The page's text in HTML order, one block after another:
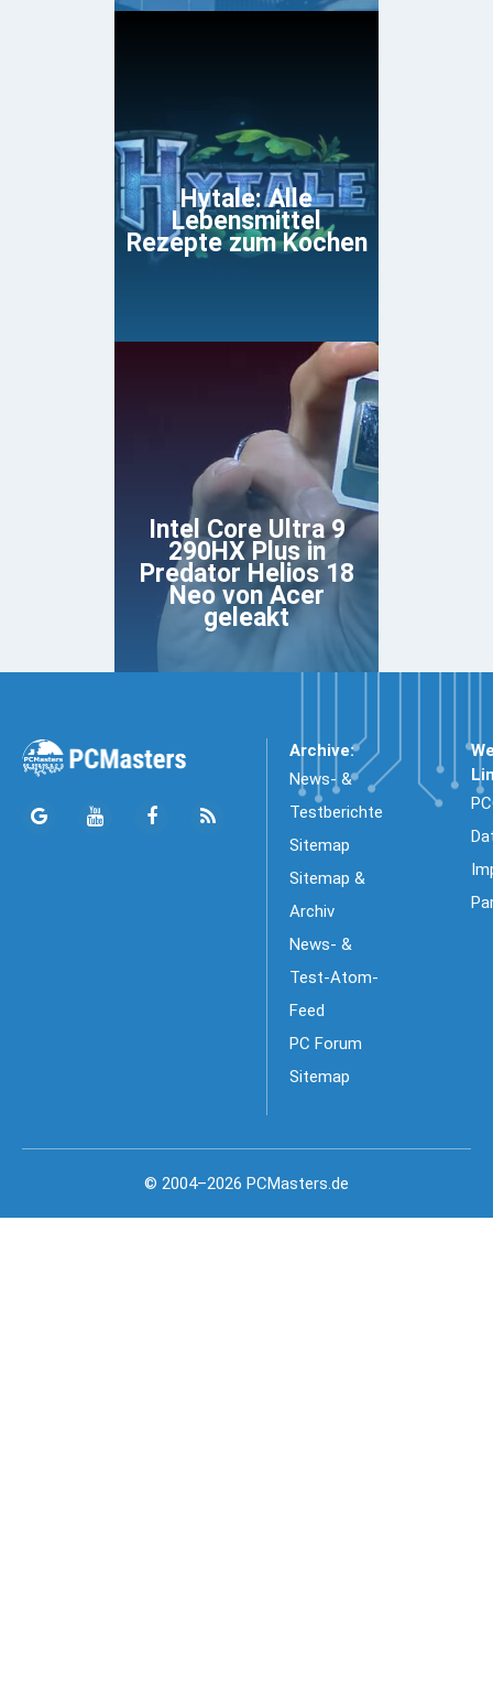
Hytale: Alle
Lebensmittel
Rezepte zum Kochen
Intel Core Ultra 9
290HX Plus in
Predator Helios 18
Neo von Acer
geleakt
Archive:
News- &
Testberichte
Sitemap
Sitemap &
Archiv
News- &
Test-Atom-
Feed
PC Forum
Sitemap
© 2004–2026 PCMasters.de